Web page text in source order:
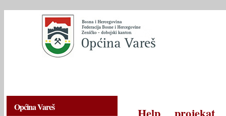
Općina Vareš